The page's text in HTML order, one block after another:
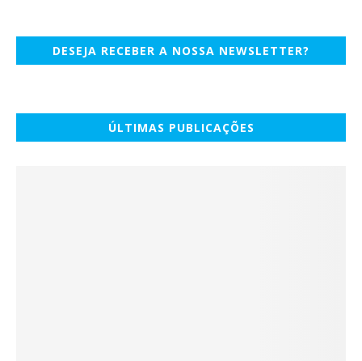
DESEJA RECEBER A NOSSA NEWSLETTER?
ÚLTIMAS PUBLICAÇÕES